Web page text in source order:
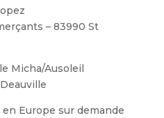
– 83990 St
Micha/Ausoleil
Europe sur demande